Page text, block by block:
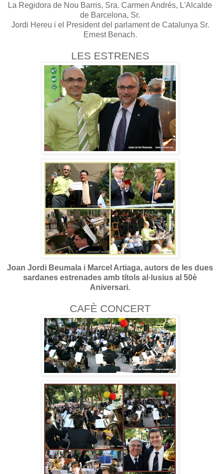
La Regidora de Nou Barris, Sra. Carmen Andrés, L'Alcalde
de Barcelona, Sr.
Jordi Hereu i el President del parlament de Catalunya Sr.
Ernest Benach.
LES ESTRENES
Joan Jordi Beumala i Marcel Artiaga, autors de les dues
sardanes estrenades amb títols al·lusius al 50è
Aniversari.
CAFÈ CONCERT